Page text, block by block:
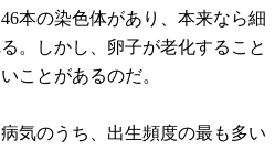
本の染色体があり、本来なら細
。しかし、卵子が老化すること
ことがあるのだ。
気のうち、出生頻度の最も多い